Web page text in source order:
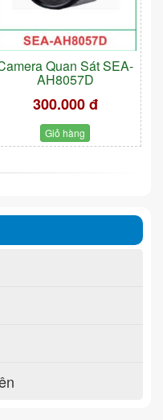
Quan Sát SEA-
AH8057D
300.000 đ
Giỏ hàng